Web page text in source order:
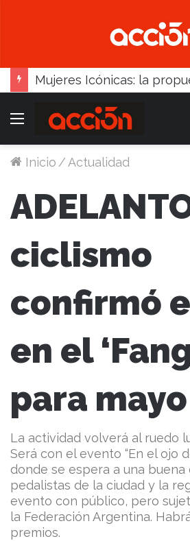
Menú
Inicio /Actualidad
ciclismo
confirmó
en el
para mayo
La actividad volverá al ruedo
Será con el evento “En el ojo
donde se espera a una buena
pedalistas de la ciudad y la
evento con público, pero
la Federación Argentina.
premios.